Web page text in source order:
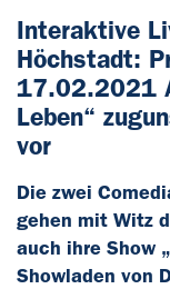
Interaktive
Höchstadt:
17.02.2021
Leben“
vor
Die zwei
gehen mit Witz
auch ihre Show
Showladen von